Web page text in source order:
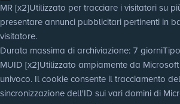
MR [x2]Utilizzato per tracciare i visitatori su
presentare annunci pubblicitari pertinenti in
visitatore.
Durata massima di archiviazione: 7 giorniTipo
MUID [x2]Utilizzato ampiamente da
univoco. Il cookie consente il tracciamento
sincronizzazione dell'ID sui vari domini di